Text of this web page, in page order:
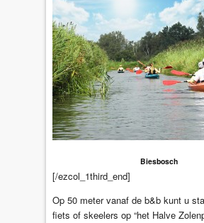
Biesbosch
[/ezcol_1third_end]
Op 50 meter vanaf de b&b kunt u
fiets of skeelers op “het Halve